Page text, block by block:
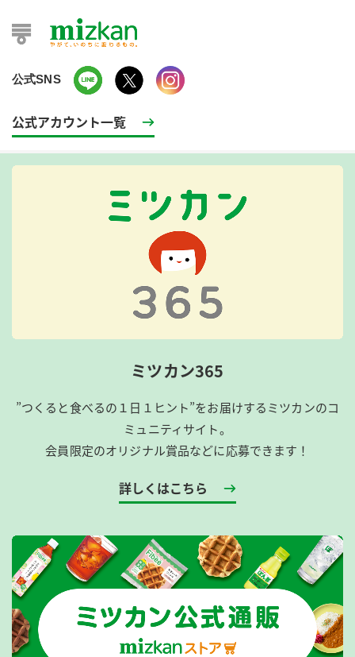
公式SNS
公式アカウント一覧
ミツカン365
”つくると食べるの１日１ヒント”をお届けするミツカンのコ
ミュニティサイト。
会員限定のオリジナル賞品などに応募できます！
詳しくはこちら